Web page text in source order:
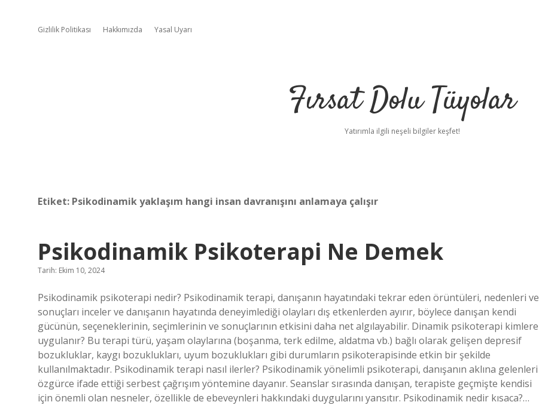
Gizlilik Politikası Hakkımızda Yasal Uyarı
Fırsat Dolu Tüyolar
Yatırımla ilgili neşeli bilgiler keşfet!
Etiket: Psikodinamik yaklaşım hangi insan davranışını anlamaya çalışır
Psikodinamik Psikoterapi Ne Demek
Tarih: Ekim 10, 2024
Psikodinamik psikoterapi nedir? Psikodinamik terapi, danışanın hayatındaki tekrar eden örüntüleri, nedenleri ve
sonuçları inceler ve danışanın hayatında deneyimlediği olayları dış etkenlerden ayırır, böylece danışan kendi
gücünün, seçeneklerinin, seçimlerinin ve sonuçlarının etkisini daha net algılayabilir. Dinamik psikoterapi kimlere
uygulanır? Bu terapi türü, yaşam olaylarına (boşanma, terk edilme, aldatma vb.) bağlı olarak gelişen depresif
bozukluklar, kaygı bozuklukları, uyum bozuklukları gibi durumların psikoterapisinde etkin bir şekilde
kullanılmaktadır. Psikodinamik terapi nasıl ilerler? Psikodinamik yönelimli psikoterapi, danışanın aklına gelenleri
özgürce ifade ettiği serbest çağrışım yöntemine dayanır. Seanslar sırasında danışan, terapiste geçmişte kendisi
için önemli olan nesneler, özellikle de ebeveynleri hakkındaki duygularını yansıtır. Psikodinamik nedir kısaca?…